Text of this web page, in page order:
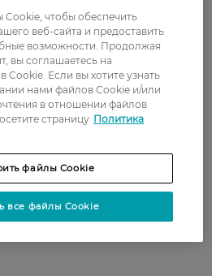
почты - 99 грн, бесплатно
чтобы обеспечить
веб-сайта и предоставить
возможности. Продолжая
вы соглашаетесь на
Cookie. Если вы хотите узнать
нами файлов Cookie и/или
в отношении файлов
страницу Политика
файлы Cookie
все файлы Cookie